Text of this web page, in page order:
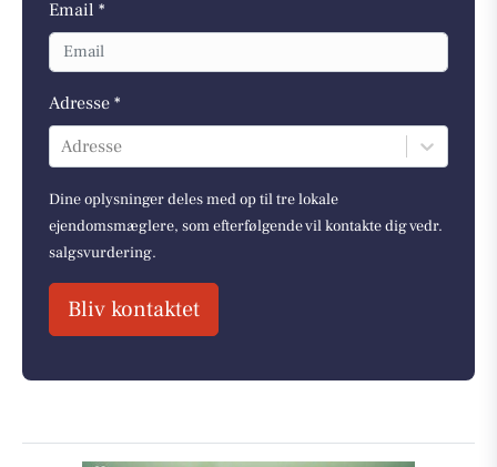
Email *
Adresse *
Adresse
Dine oplysninger deles med op til tre lokale
ejendomsmæglere, som efterfølgende vil kontakte dig vedr.
salgsvurdering.
Bliv kontaktet